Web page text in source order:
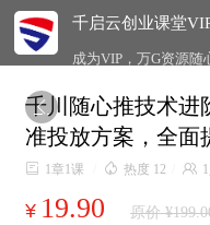
千启云创业课堂
成为VIP，万G资源随

千川随心推技术进
准投放方案，全面
 1章1课  热度 12 
¥ 19.90 原价